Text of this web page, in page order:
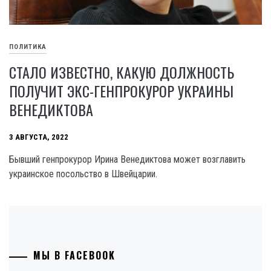
ПОЛИТИКА
СТАЛО ИЗВЕСТНО, КАКУЮ ДОЛЖНОСТЬ
ПОЛУЧИТ ЭКС-ГЕНПРОКУРОР УКРАИНЫ
ВЕНЕДИКТОВА
3 АВГУСТА, 2022
Бывший генпрокурор Ирина Венедиктова может возглавить
украинское посольство в Швейцарии.
МЫ В FACEBOOK